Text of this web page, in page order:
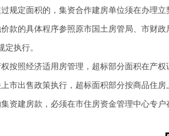
定面积的，集资合作建房单位须在办理立
的具体程序参照原市国土房管局、市财政
定执行。
照经济适用房管理，超标部分面积在产权
市出售政策执行，超标面积部分按商品住房
建房款，必须在市住房资金管理中心专户